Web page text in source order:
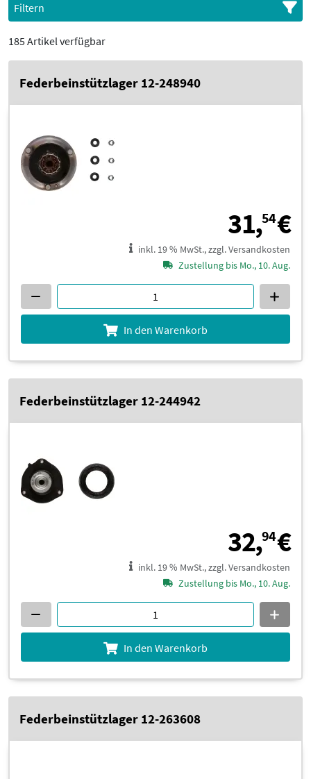
Filtern
185 Artikel verfügbar
Federbeinstützlager 12-248940
31,54€
inkl. 19 % MwSt., zzgl. Versandkosten
Zustellung bis Mo., 10. Aug.
In den Warenkorb
Federbeinstützlager 12-244942
32,94€
inkl. 19 % MwSt., zzgl. Versandkosten
Zustellung bis Mo., 10. Aug.
In den Warenkorb
Federbeinstützlager 12-263608